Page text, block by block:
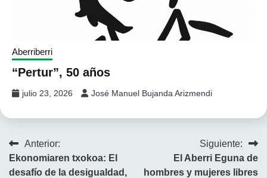
Aberriberri
“Pertur”, 50 años
julio 23, 2026 José Manuel Bujanda Arizmendi
Navegación
de
Anterior:
Ekonomiaren txokoa: El
desafío de la desigualdad,
Siguiente:
El Aberri Eguna de
hombres y mujeres libres